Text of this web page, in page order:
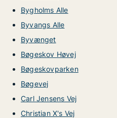
Bygholms Alle
Byvangs Alle
Byvænget
Bøgeskov Høvej
Bøgeskovparken
Bøgevej
Carl Jensens Vej
Christian X's Vej